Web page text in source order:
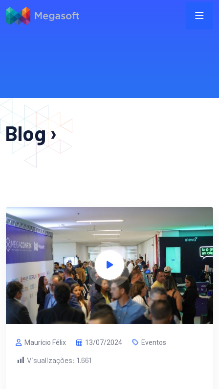
Blog ›
Maurício Félix 13/07/2024 Eventos
Visualizações: 1.661